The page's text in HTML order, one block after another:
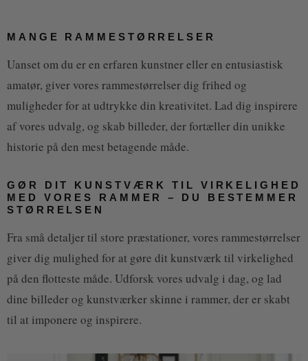
MANGE RAMMESTØRRELSER
Uanset om du er en erfaren kunstner eller en entusiastisk
amatør, giver vores rammestørrelser dig frihed og
muligheder for at udtrykke din kreativitet. Lad dig inspirere
af vores udvalg, og skab billeder, der fortæller din unikke
historie på den mest betagende måde.
GØR DIT KUNSTVÆRK TIL VIRKELIGHED
MED VORES RAMMER – DU BESTEMMER
STØRRELSEN
Fra små detaljer til store præstationer, vores rammestørrelser
giver dig mulighed for at gøre dit kunstværk til virkelighed
på den flotteste måde. Udforsk vores udvalg i dag, og lad
dine billeder og kunstværker skinne i rammer, der er skabt
til at imponere og inspirere.